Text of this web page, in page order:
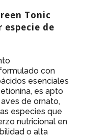
Tonic
de
con
esenciales
es apto
de ornato,
especies que
nutricional en
o alta